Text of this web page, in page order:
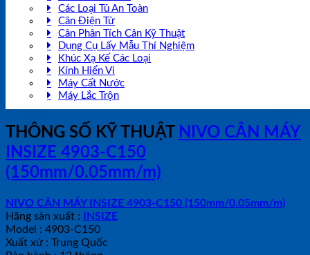
Các Loại Tủ An Toàn
Cân Điện Tử
Cân Phân Tích Cân Kỹ Thuật
Dụng Cụ Lấy Mẫu Thí Nghiệm
Khúc Xạ Kế Các Loại
Kính Hiển Vi
Máy Cất Nước
Máy Lắc Trộn
THÔNG SỐ KỸ THUẬT NIVO CÂN MÁY
INSIZE 4903-C150
(150mm/0.05mm/m)
NIVO CÂN MÁY INSIZE 4903-C150 (150mm/0.05mm/m)
Hãng sản xuất : INSIZE
Model : 4903-C150
Xuất xứ : Trung Quốc